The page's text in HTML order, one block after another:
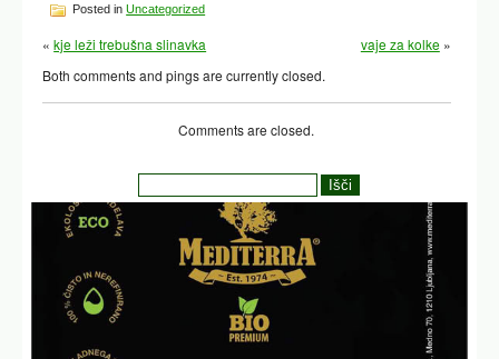
Posted inUncategorized
«kje leži trebušna slinavka vaje za kolke»
Both comments and pings are currently closed.
Comments are closed.